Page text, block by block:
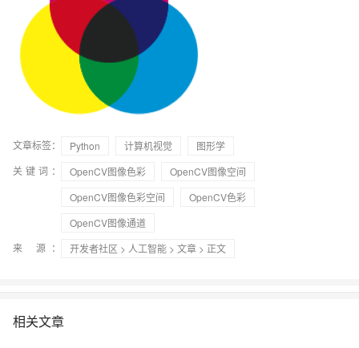
文章标签： Python 计算机视觉
图形学
关键词：
OpenCV图像色彩
OpenCV图像空间
OpenCV图像色彩空间
OpenCV色彩
OpenCV图像通道
来 源：
开发者社区 > 人工智能 > 文章 > 正文
相关文章